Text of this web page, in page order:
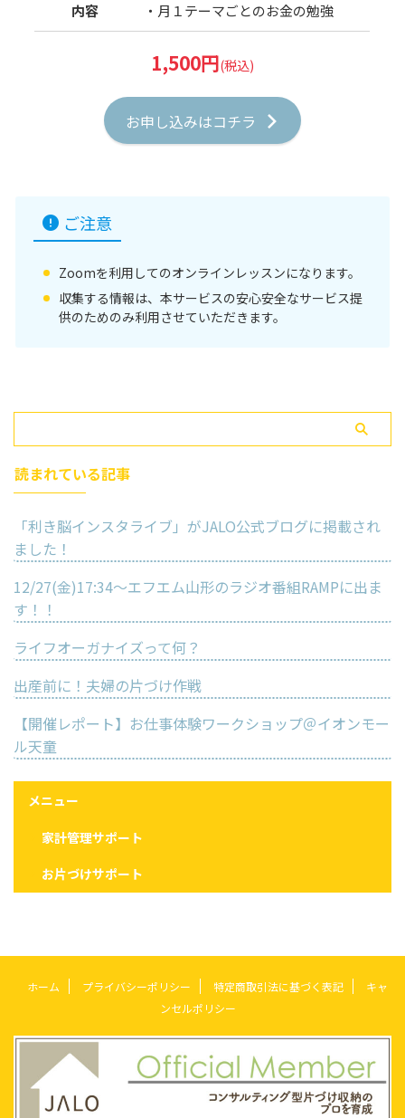
内容 ・月１テーマごとのお金の勉強
1,500円(税込)
お申し込みはコチラ
ご注意
Zoomを利用してのオンラインレッスンになります。
収集する情報は、本サービスの安心安全なサービス提
供のためのみ利用させていただきます。
読まれている記事
「利き脳インスタライブ」がJALO公式ブログに掲載され
ました！
12/27(金)17:34〜エフエム山形のラジオ番組RAMPに出ま
す！！
ライフオーガナイズって何？
出産前に！夫婦の片づけ作戦
【開催レポート】お仕事体験ワークショップ＠イオンモー
ル天童
メニュー
家計管理サポート
お片づけサポート
ホーム プライバシーポリシー 特定商取引法に基づく表記
キャ
ンセルポリシー